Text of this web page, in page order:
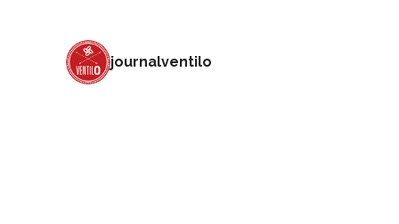
journalventilo